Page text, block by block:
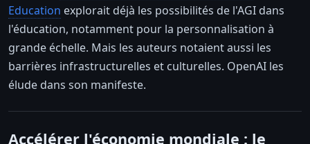
Education explorait déjà les possibilités de l'AGI dans
l'éducation, notamment pour la personnalisation à
grande échelle. Mais les auteurs notaient aussi les
barrières infrastructurelles et culturelles. OpenAI les
élude dans son manifeste.
Accélérer l'économie mondiale : le